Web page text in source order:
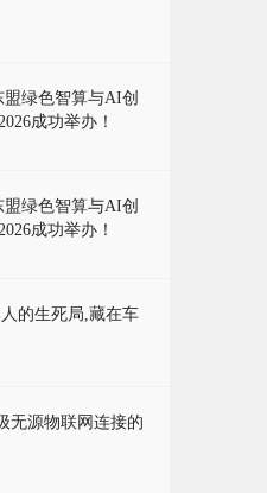
盟绿色智算与AI创
成功举办！
盟绿色智算与AI创
成功举办！
的生死局,藏在车
无源物联网连接的